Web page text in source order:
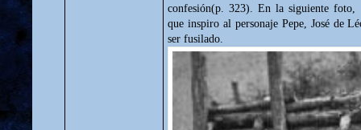
confesión(p. 323). En la siguiente
que inspiro al personaje Pepe, José de
ser fusilado.